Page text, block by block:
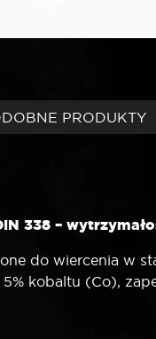
PRODUKTY
338 –
do wiercenia w
kobaltu (Co),